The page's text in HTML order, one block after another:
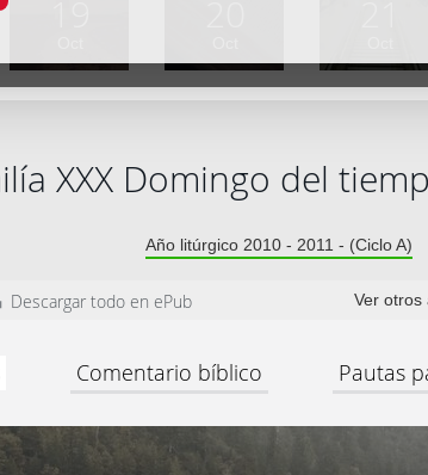
XXX Domingo del
Año litúrgico 2010 - 2011 - (Ciclo A)
Descargar todo en ePub Ver otros
Comentario bíblico Pautas